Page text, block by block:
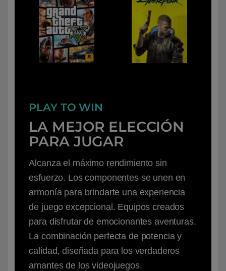
PLAY TO WIN
LA MEJOR ELECCIÓN
PARA JUGAR
Alcanza el máximo rendimiento sin
esfuerzo. Los componentes se unen en
armonía para brindarte una experiencia
de juego excepcional. Equipos creados
para disfrutar de emocionantes aventuras.
La combinación perfecta de potencia y
calidad, diseñada para los verdaderos
amantes de los videojuegos.